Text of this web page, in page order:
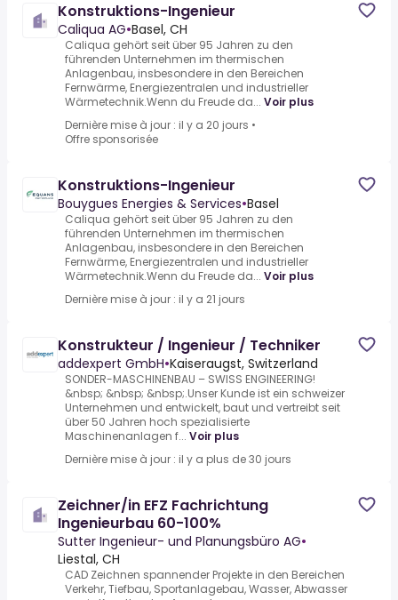
Konstruktions-Ingenieur
Caliqua AG•Basel, CH
Caliqua gehört seit über 95 Jahren zu den
führenden Unternehmen im thermischen
Anlagenbau, insbesondere in den Bereichen
Fernwärme, Energiezentralen und industrieller
Wärmetechnik.Wenn du Freude da... Voir plus
Dernière mise à jour : il y a 20 jours •
Offre sponsorisée
Konstruktions-Ingenieur
Bouygues Energies & Services•Basel
Caliqua gehört seit über 95 Jahren zu den
führenden Unternehmen im thermischen
Anlagenbau, insbesondere in den Bereichen
Fernwärme, Energiezentralen und industrieller
Wärmetechnik.Wenn du Freude da... Voir plus
Dernière mise à jour : il y a 21 jours
Konstrukteur / Ingenieur / Techniker
addexpert GmbH•Kaiseraugst, Switzerland
SONDER-MASCHINENBAU – SWISS ENGINEERING!
&nbsp; &nbsp; &nbsp;.Unser Kunde ist ein schweizer
Unternehmen und entwickelt, baut und vertreibt seit
über 50 Jahren hoch spezialisierte
Maschinenanlagen f... Voir plus
Dernière mise à jour : il y a plus de 30 jours
Zeichner/in EFZ Fachrichtung
Ingenieurbau 60-100%
Sutter Ingenieur- und Planungsbüro AG•
Liestal, CH
CAD Zeichnen spannender Projekte in den Bereichen
Verkehr, Tiefbau, Sportanlagebau, Wasser, Abwasser